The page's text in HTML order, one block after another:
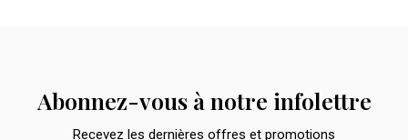
Abonnez-vous à notre infolettre
Recevez les dernières offres et promotions